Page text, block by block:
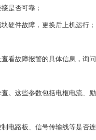
是否可靠；
硬件故障，更换后上机运行
看故障报警的具体信息，询
。这些参数包括电枢电流、
电路板、信号传输线等是否